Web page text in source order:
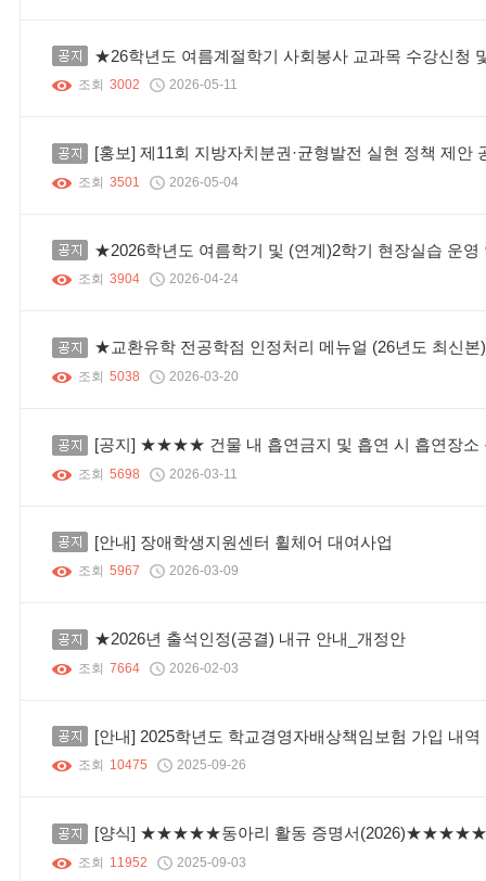
공지 ★26학년도 여름계절학기 사회봉사 교과목 수강신청
조회 3002 2026-05-11
공지 [홍보] 제11회 지방자치분권·균형발전 실현 정책 제안
조회 3501 2026-05-04
공지 ★2026학년도 여름학기 및 (연계)2학기 현장실습 운영
조회 3904 2026-04-24
공지 ★교환유학 전공학점 인정처리 메뉴얼 (26년도 최신
조회 5038 2026-03-20
공지 [공지] ★★★★ 건물 내 흡연금지 및 흡연 시 흡연장
조회 5698 2026-03-11
공지 [안내] 장애학생지원센터 휠체어 대여사업
조회 5967 2026-03-09
공지 ★2026년 출석인정(공결) 내규 안내_개정안
조회 7664 2026-02-03
공지 [안내] 2025학년도 학교경영자배상책임보험 가입 내
조회 10475 2025-09-26
공지 [양식] ★★★★★동아리 활동 증명서(2026)★★★★★
조회 11952 2025-09-03